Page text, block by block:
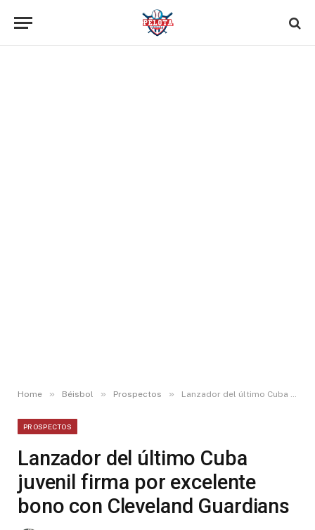
Home » Béisbol » Prospectos » Lanzador del último Cuba juvenil firma por excelente bono con Cleveland Guardians
PROSPECTOS
Lanzador del último Cuba
juvenil firma por excelente
bono con Cleveland Guardians